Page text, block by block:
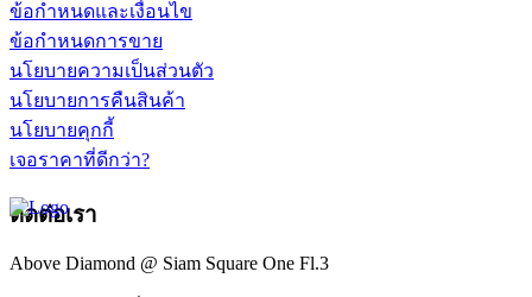
ข้อกำหนดและเงื่อนไข
ข้อกำหนดการขาย
นโยบายความเป็นส่วนตัว
นโยบายการคืนสินค้า
นโยบายคุกกี้
เจอราคาที่ดีกว่า?
ติดต่อเรา
Above Diamond @ Siam Square One Fl.3